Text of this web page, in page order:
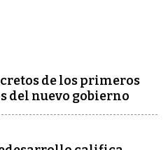
de los primeros
del nuevo gobierno